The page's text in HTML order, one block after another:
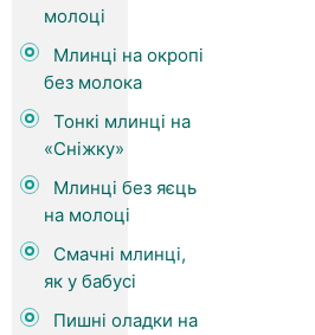
молоці
Млинці на окропі
без молока
Тонкі млинці на
«Сніжку»
Млинці без яєць
на молоці
Смачні млинці,
як у бабусі
Пишні оладки на